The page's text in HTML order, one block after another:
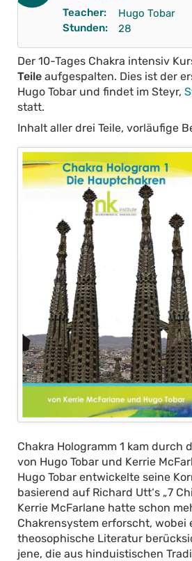
Teacher:
Hugo Tobar
Stunden:
28
Der 10-Tages Chakra intensiv
Teileaufgespalten. Dies ist der
Hugo Tobar und findet im Steyr,
statt.
Inhalt aller drei Teile, vorläufige
Chakra Hologramm 1 kam durch
von Hugo Tobar und Kerrie
Hugo Tobar entwickelte seine
basierend auf Richard Utt‘s „7
Kerrie McFarlane hatte schon
Chakrensystem erforscht, wobei
theosophische Literatur
jene, die aus hinduistischen